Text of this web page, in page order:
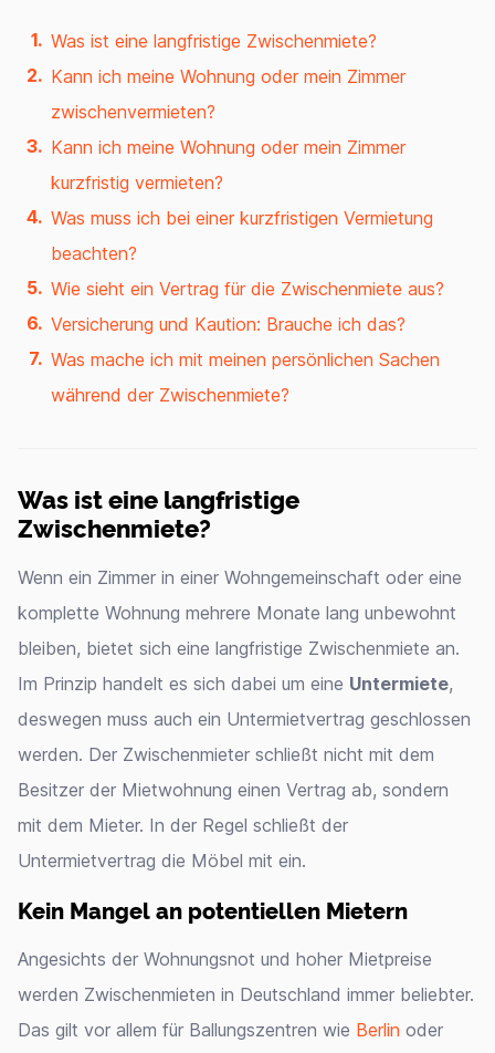
Was ist eine langfristige Zwischenmiete?
Kann ich meine Wohnung oder mein Zimmer
zwischenvermieten?
Kann ich meine Wohnung oder mein Zimmer
kurzfristig vermieten?
Was muss ich bei einer kurzfristigen Vermietung
beachten?
Wie sieht ein Vertrag für die Zwischenmiete aus?
Versicherung und Kaution: Brauche ich das?
Was mache ich mit meinen persönlichen Sachen
während der Zwischenmiete?
Was ist eine langfristige
Zwischenmiete?
Wenn ein Zimmer in einer Wohngemeinschaft oder eine
komplette Wohnung mehrere Monate lang unbewohnt
bleiben, bietet sich eine langfristige Zwischenmiete an.
Im Prinzip handelt es sich dabei um eine Untermiete,
deswegen muss auch ein Untermietvertrag geschlossen
werden. Der Zwischenmieter schließt nicht mit dem
Besitzer der Mietwohnung einen Vertrag ab, sondern
mit dem Mieter. In der Regel schließt der
Untermietvertrag die Möbel mit ein.
Kein Mangel an potentiellen Mietern
Angesichts der Wohnungsnot und hoher Mietpreise
werden Zwischenmieten in Deutschland immer beliebter.
Das gilt vor allem für Ballungszentren wie Berlin oder